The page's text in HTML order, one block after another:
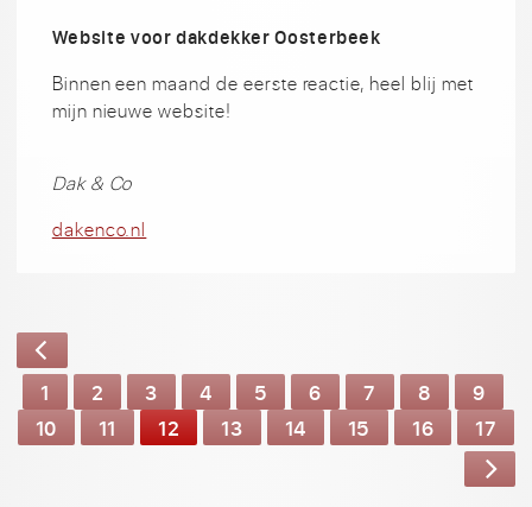
Website voor dakdekker Oosterbeek
Binnen een maand de eerste reactie, heel blij met
mijn nieuwe website!
Dak & Co
dakenco.nl
1 2 3 4 5 6 7 8
9
10
11 12 13 14 15 16 17